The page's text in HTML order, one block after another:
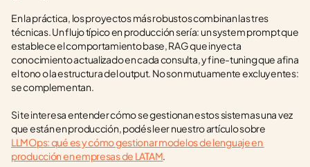
En la práctica, los proyectos más robustos combinan las tres
técnicas. Un flujo típico en producción sería: un system prompt que
establece el comportamiento base, RAG que inyecta
conocimiento actualizado en cada consulta, y fine-tuning que afina
el tono o la estructura del output. No son mutuamente excluyentes:
se complementan.
Si te interesa entender cómo se gestionan estos sistemas una vez
LLMOps: qué es y cómo gestionar modelos de lenguaje en
producción en empresas de LATAM.